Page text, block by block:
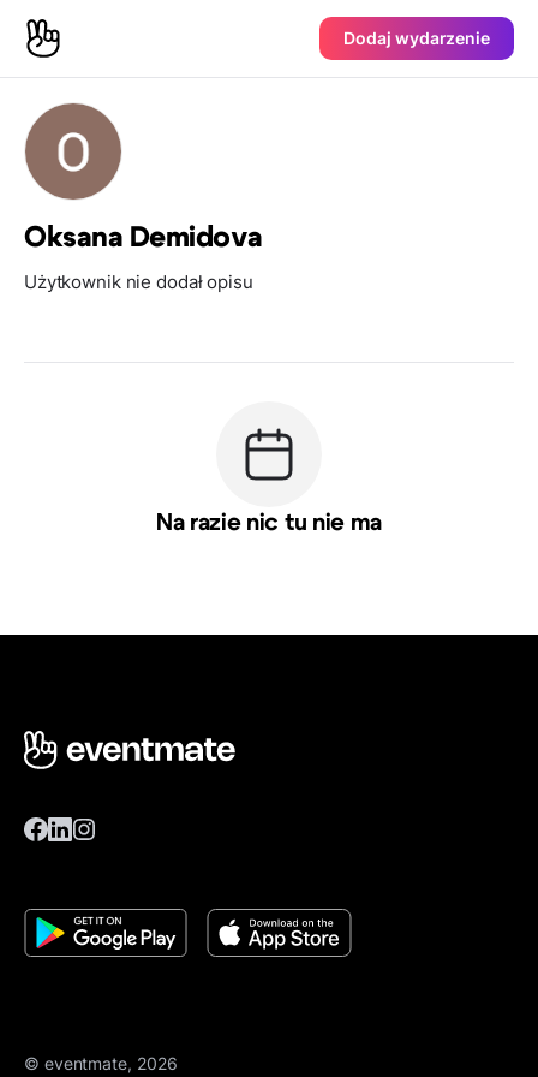
Dodaj wydarzenie
Oksana Demidova
Użytkownik nie dodał opisu
Na razie nic tu nie ma
© eventmate, 2026